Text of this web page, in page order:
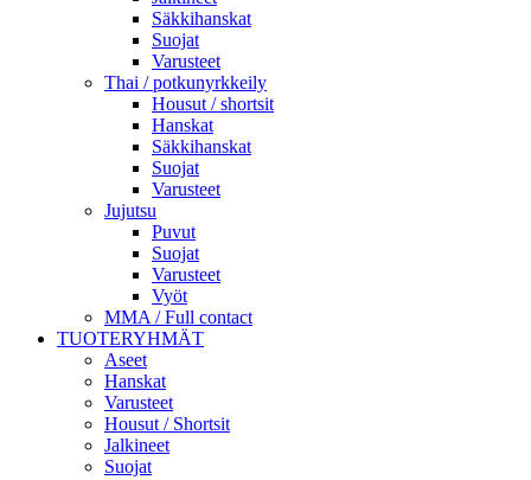
Säkkihanskat
Suojat
Varusteet
Thai / potkunyrkkeily
Housut / shortsit
Hanskat
Säkkihanskat
Suojat
Varusteet
Jujutsu
Puvut
Suojat
Varusteet
Vyöt
MMA / Full contact
TUOTERYHMÄT
Aseet
Hanskat
Varusteet
Housut / Shortsit
Jalkineet
Suojat